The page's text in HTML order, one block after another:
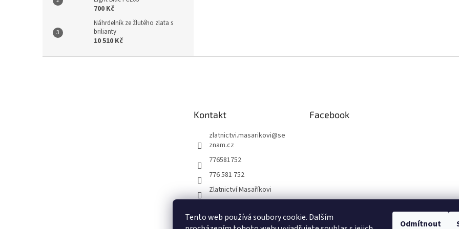
Tento web používá soubory cookie. Dalším
Odmítnout
700 Kč
Náhrdelník ze žlutého zlata s
brilianty
10 510 Kč
Kontakt
zlatnictvi.masarikovi@se
znam.cz
776581752
776 581 752
Zlatnictví Masaříkovi
Facebook
Formuláře